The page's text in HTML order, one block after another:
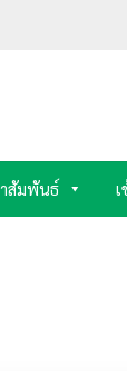
สัมพันธ์